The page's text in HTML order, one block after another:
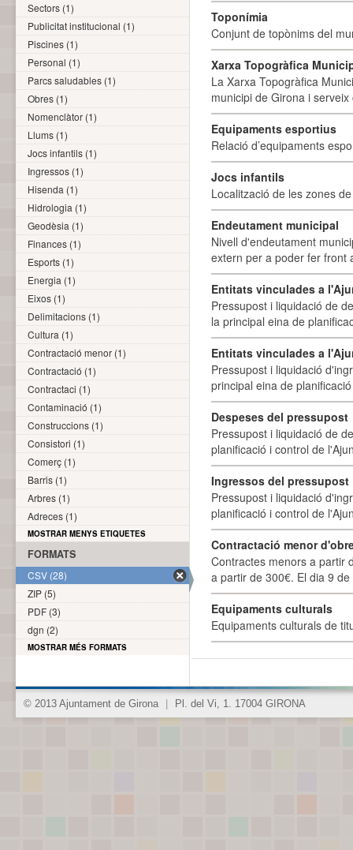
Toponímia
Conjunt de topònims del
Xarxa Topogràfica
La Xarxa Topogràfica
municipi de Girona i
Equipaments esportius
Relació d’equipaments
Jocs infantils
Localització de les zones
Endeutament municipal
Nivell d'endeutament
extern per a poder fer front
Entitats vinculades a
Pressupost i liquidació de
la principal eina de
Entitats vinculades a
Pressupost i liquidació
principal eina de
Despeses del pressupost
Pressupost i liquidació de
planificació i control de
Ingressos del pressupost
Pressupost i liquidació
planificació i control de
Contractació menor
Contractes menors a partir
a partir de 300€. El dia 9
Equipaments culturals
Equipaments culturals de
Sectors (1)
Publicitat institucional (1)
Piscines (1)
Personal (1)
Parcs saludables (1)
Obres (1)
Nomenclàtor (1)
Llums (1)
Jocs infantils (1)
Ingressos (1)
Hisenda (1)
Hidrologia (1)
Geodèsia (1)
Finances (1)
Esports (1)
Energia (1)
Eixos (1)
Delimitacions (1)
Cultura (1)
Contractació menor (1)
Contractació (1)
Contractaci (1)
Contaminació (1)
Construccions (1)
Consistori (1)
Comerç (1)
Barris (1)
Arbres (1)
Adreces (1)
MOSTRAR MENYS ETIQUETES
FORMATS
CSV (28)
ZIP (5)
PDF (3)
dgn (2)
MOSTRAR MÉS FORMATS
© 2013 Ajuntament de Girona Pl. del Vi, 1. 17004 GIRONA